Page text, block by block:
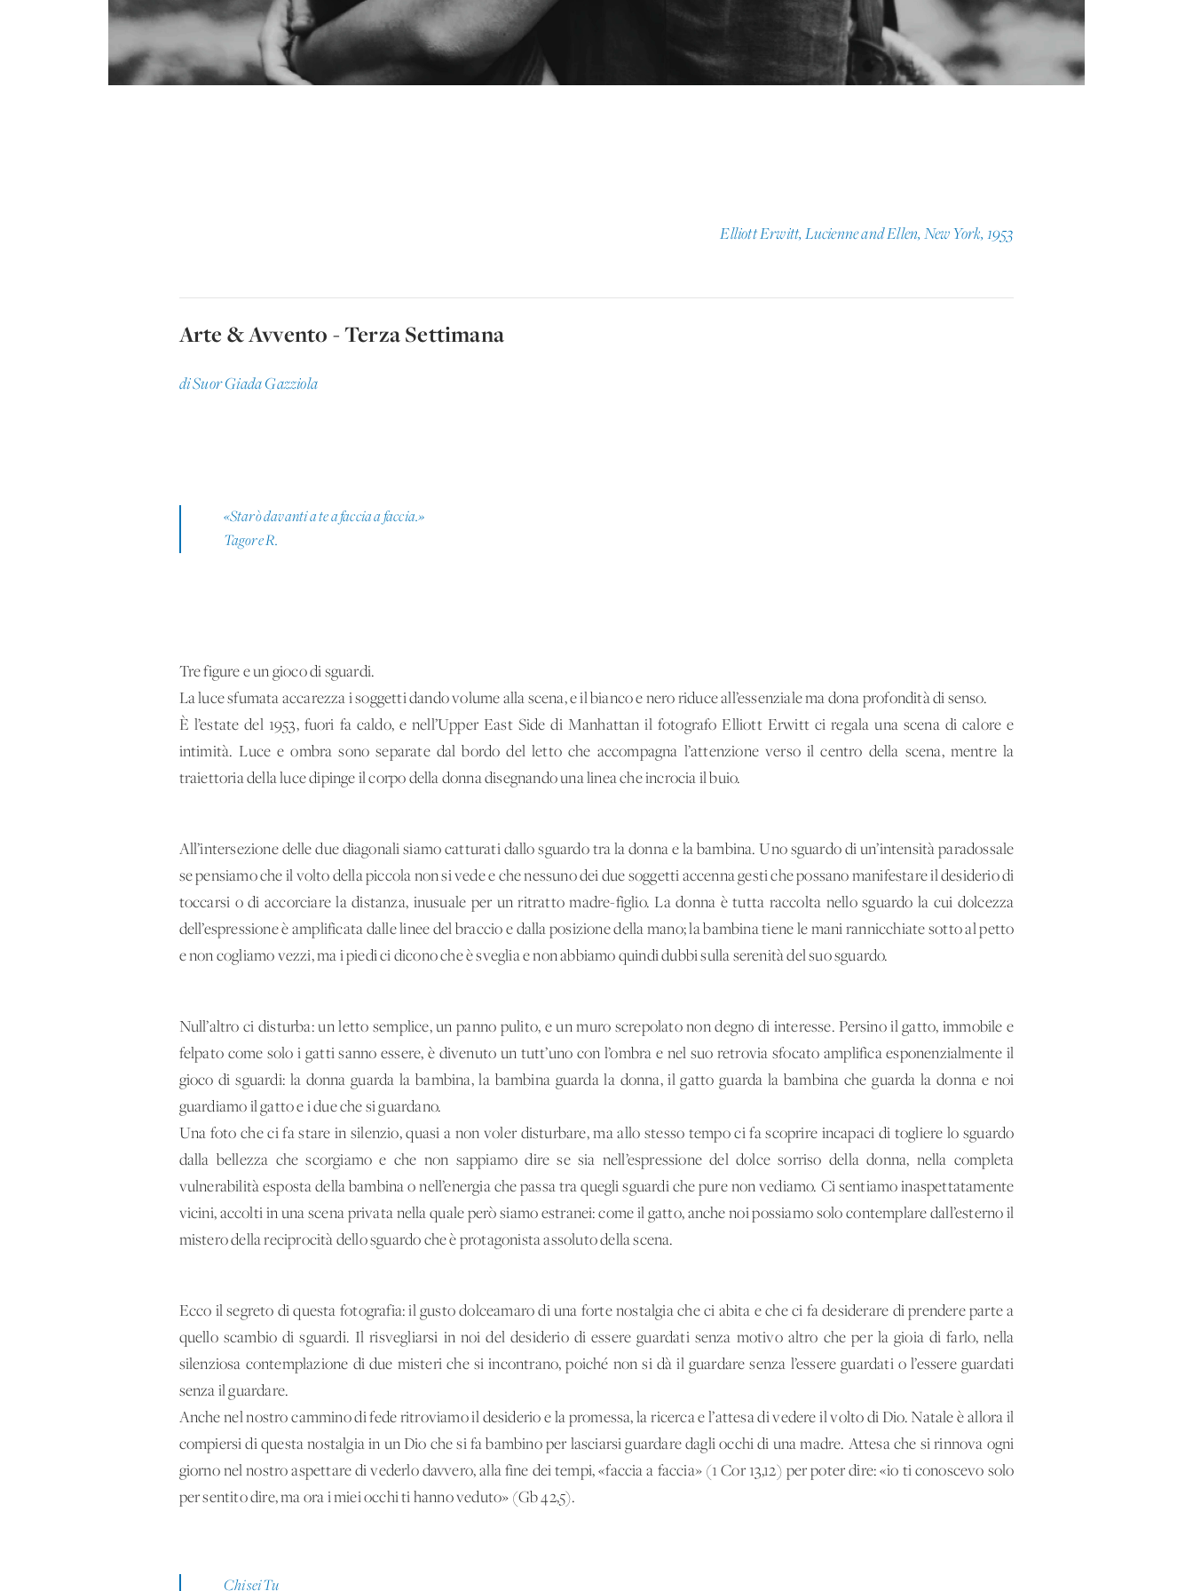
Elliott Erwitt, Lucienne and Ellen, New York, 1953
Arte & Avvento - Terza Settimana
di Suor Giada Gazziola
«Starò davanti a te a faccia a faccia.»
Tagore R.
Tre figure e un gioco di sguardi.
La luce sfumata accarezza i soggetti dando volume alla scena, e il bianco e nero riduce all’essenziale ma dona profondità di senso.
È l’estate del 1953, fuori fa caldo, e nell’Upper East Side di Manhattan il fotografo Elliott Erwitt ci regala una scena di calore e
intimità. Luce e ombra sono separate dal bordo del letto che accompagna l’attenzione verso il centro della scena, mentre la
traiettoria della luce dipinge il corpo della donna disegnando una linea che incrocia il buio.
All’intersezione delle due diagonali siamo catturati dallo sguardo tra la donna e la bambina. Uno sguardo di un’intensità paradossale
se pensiamo che il volto della piccola non si vede e che nessuno dei due soggetti accenna gesti che possano manifestare il desiderio di
toccarsi o di accorciare la distanza, inusuale per un ritratto madre-figlio. La donna è tutta raccolta nello sguardo la cui dolcezza
dell’espressione è amplificata dalle linee del braccio e dalla posizione della mano; la bambina tiene le mani rannicchiate sotto al petto
e non cogliamo vezzi, ma i piedi ci dicono che è sveglia e non abbiamo quindi dubbi sulla serenità del suo sguardo.
Null’altro ci disturba: un letto semplice, un panno pulito, e un muro screpolato non degno di interesse. Persino il gatto, immobile e
felpato come solo i gatti sanno essere, è divenuto un tutt’uno con l’ombra e nel suo retrovia sfocato amplifica esponenzialmente il
gioco di sguardi: la donna guarda la bambina, la bambina guarda la donna, il gatto guarda la bambina che guarda la donna e noi
guardiamo il gatto e i due che si guardano.
Una foto che ci fa stare in silenzio, quasi a non voler disturbare, ma allo stesso tempo ci fa scoprire incapaci di togliere lo sguardo
dalla bellezza che scorgiamo e che non sappiamo dire se sia nell’espressione del dolce sorriso della donna, nella completa
vulnerabilità esposta della bambina o nell’energia che passa tra quegli sguardi che pure non vediamo. Ci sentiamo inaspettatamente
vicini, accolti in una scena privata nella quale però siamo estranei: come il gatto, anche noi possiamo solo contemplare dall’esterno il
mistero della reciprocità dello sguardo che è protagonista assoluto della scena.
Ecco il segreto di questa fotografia: il gusto dolceamaro di una forte nostalgia che ci abita e che ci fa desiderare di prendere parte a
quello scambio di sguardi. Il risvegliarsi in noi del desiderio di essere guardati senza motivo altro che per la gioia di farlo, nella
silenziosa contemplazione di due misteri che si incontrano, poiché non si dà il guardare senza l’essere guardati o l’essere guardati
senza il guardare.
Anche nel nostro cammino di fede ritroviamo il desiderio e la promessa, la ricerca e l’attesa di vedere il volto di Dio. Natale è allora il
compiersi di questa nostalgia in un Dio che si fa bambino per lasciarsi guardare dagli occhi di una madre. Attesa che si rinnova ogni
giorno nel nostro aspettare di vederlo davvero, alla fine dei tempi, «faccia a faccia» (1 Cor 13,12) per poter dire: «io ti conoscevo solo
per sentito dire, ma ora i miei occhi ti hanno veduto» (Gb 42,5).
Chi sei Tu